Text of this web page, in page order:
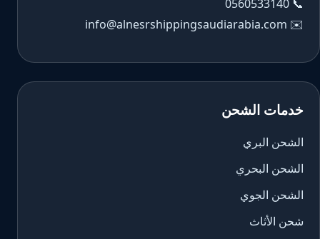
📞
0560533140
✉️
info@alnesrshippingsaudiarabia.com
خدمات الشحن
الشحن البري
الشحن البحري
الشحن الجوي
شحن الأثاث